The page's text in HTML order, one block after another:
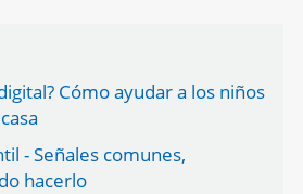
Cómo ayudar a los niños
- Señales comunes,
hacerlo